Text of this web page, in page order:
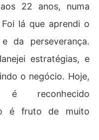
22 anos, numa
lá que aprendi o
da perseverança.
estratégias, e
o negócio. Hoje,
é reconhecido
é fruto de muito